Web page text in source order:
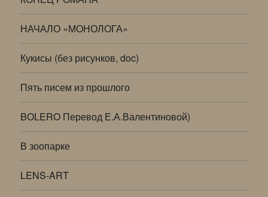
НАЧАЛО «МОНОЛОГА»
Кукисы (без рисунков, doc)
Пять писем из прошлого
BOLERO Перевод Е.А.Валентиновой)
В зоопарке
LENS-ART